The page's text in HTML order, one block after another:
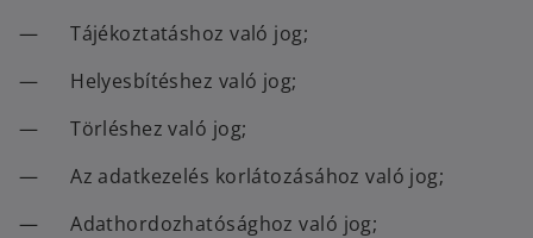
— Tájékoztatáshoz való jog;
— Helyesbítéshez való jog;
— Törléshez való jog;
— Az adatkezelés korlátozásához való jog;
— Adathordozhatósághoz való jog;